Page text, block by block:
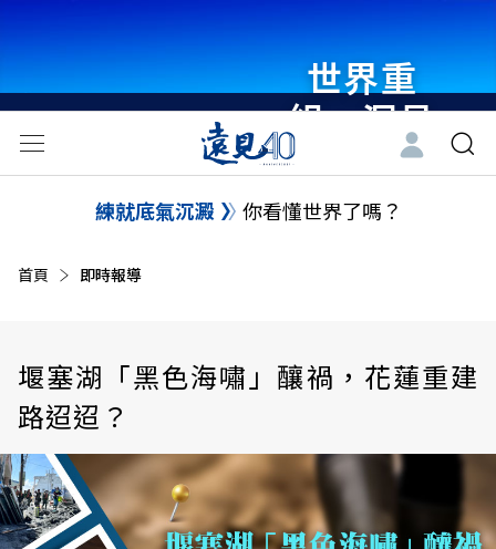
世界重
組・洞見
未來 與
世界領袖
練就底氣沉澱 你看懂世界了嗎？
首頁 目前頁面：
即時報導
堰塞湖「黑色海嘯」釀禍，花蓮重建
路迢迢？